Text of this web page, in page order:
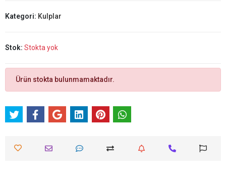
Kategori: Kulplar
Stok: Stokta yok
Ürün stokta bulunmamaktadır.